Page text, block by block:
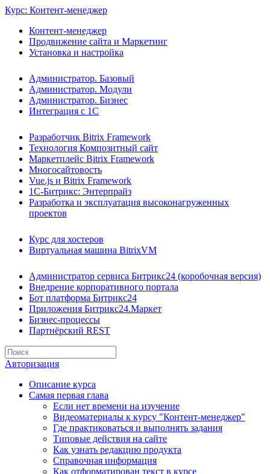
Курс: Контент-менеджер
Контент-менеджер
Продвижение сайта и Маркетинг
Установка и настройка
Администратор. Базовый
Администратор. Модули
Администратор. Бизнес
Интеграция с 1С
Разработчик Bitrix Framework
Технология Композитный сайт
Маркетплейс Bitrix Framework
Многосайтовость
Vue.js и Bitrix Framework
1С-Битрикс: Энтерпрайз
Разработка и эксплуатация высоконагруженных
проектов
Курс для хостеров
Виртуальная машина BitrixVM
Администратор сервиса Битрикс24 (коробочная версия)
Внедрение корпоративного портала
Бот платформа Битрикс24
Приложения Битрикс24.Маркет
Бизнес-процессы
Партнёрский REST
Авторизация
Описание курса
Самая первая глава
Если нет времени на изучение
Видеоматериалы к курсу "Контент-менеджер"
Где практиковаться и выполнять задания
Типовые действия на сайте
Как узнать редакцию продукта
Справочная информация
Как отформатирован текст в курсе